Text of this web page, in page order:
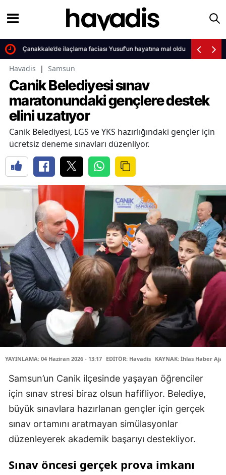
Çanakkale’de ilaçlama faciası Yusuf’un hayatına mal oldu
Havadis | Samsun
Canik Belediyesi sınav
maratonundaki gençlere destek
elini uzatıyor
Canik Belediyesi, LGS ve YKS hazırlığındaki gençler için
ücretsiz deneme sınavları düzenliyor.
YAYINLAMA: 04 Haziran 2026 - 13:17 EDİTÖR: Havadis KAYNAK: İhlas Haber
Samsun’un Canik ilçesinde yaşayan öğrenciler
için sınav stresi biraz olsun hafifliyor. Belediye,
büyük sınavlara hazırlanan gençler için gerçek
sınav ortamını aratmayan simülasyonlar
düzenleyerek akademik başarıyı destekliyor.
Sınav öncesi gerçek prova imkanı